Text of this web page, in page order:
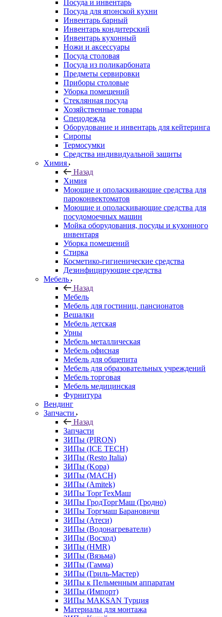
Посуда и инвентарь
Посуда для японской кухни
Инвентарь барный
Инвентарь кондитерский
Инвентарь кухонный
Ножи и аксессуары
Посуда столовая
Посуда из поликарбоната
Предметы сервировки
Приборы столовые
Уборка помещений
Стеклянная посуда
Хозяйственные товары
Спецодежда
Оборудование и инвентарь для кейтеринга
Сиропы
Термосумки
Средства индивидуальной защиты
Химия
Назад
Химия
Моющие и ополаскивающие средства для
пароконвектоматов
Моющие и ополаскивающие средства для
посудомоечных машин
Мойка оборудования, посуды и кухонного
инвентаря
Уборка помещений
Стирка
Косметико-гигиенические средства
Дезинфицирующие средства
Мебель
Назад
Мебель
Мебель для гостиниц, пансионатов
Вешалки
Мебель детская
Урны
Мебель металлическая
Мебель офисная
Мебель для общепита
Мебель для образовательных учреждений
Мебель торговая
Мебель медицинская
Фурнитура
Вендинг
Запчасти
Назад
Запчасти
ЗИПы (PIRON)
ЗИПы (ICE TECH)
ЗИПы (Resto Italia)
ЗИПы (Kopa)
ЗИПы (MACH)
ЗИПы (Amitek)
ЗИПы ТоргТехМаш
ЗИПы ГродТоргМаш (Гродно)
ЗИПы Торгмаш Барановичи
ЗИПы (Атеси)
ЗИПы (Водонагреватели)
ЗИПы (Восход)
ЗИПы (HMR)
ЗИПы (Вязьма)
ЗИПы (Гамма)
ЗИПы (Гриль-Мастер)
ЗИПы к Пельменным аппаратам
ЗИПы (Импорт)
ЗИПы MAKSAN Турция
Материалы для монтажа